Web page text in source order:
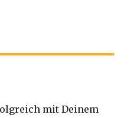
mit Deinem